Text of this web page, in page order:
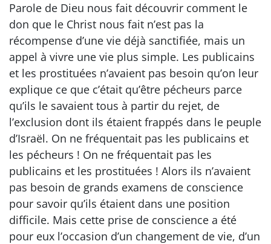
Parole de Dieu nous fait découvrir comment le
don que le Christ nous fait n’est pas la
récompense d’une vie déjà sanctifiée, mais un
appel à vivre une vie plus simple. Les publicains
et les prostituées n’avaient pas besoin qu’on leur
explique ce que c’était qu’être pécheurs parce
qu’ils le savaient tous à partir du rejet, de
l’exclusion dont ils étaient frappés dans le peuple
d’Israël. On ne fréquentait pas les publicains et
les pécheurs ! On ne fréquentait pas les
publicains et les prostituées ! Alors ils n’avaient
pas besoin de grands examens de conscience
pour savoir qu’ils étaient dans une position
difficile. Mais cette prise de conscience a été
pour eux l’occasion d’un changement de vie, d’un